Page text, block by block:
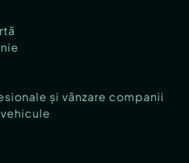
și vânzare companii